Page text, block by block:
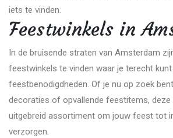
iets te vinden.
Feestwinkels in
In de bruisende straten van Amsterdam
feestwinkels te vinden waar je terecht
feestbenodigdheden. Of je nu op zoek
decoraties of opvallende feestitems, deze
uitgebreid assortiment om jouw feest tot
verzorgen.